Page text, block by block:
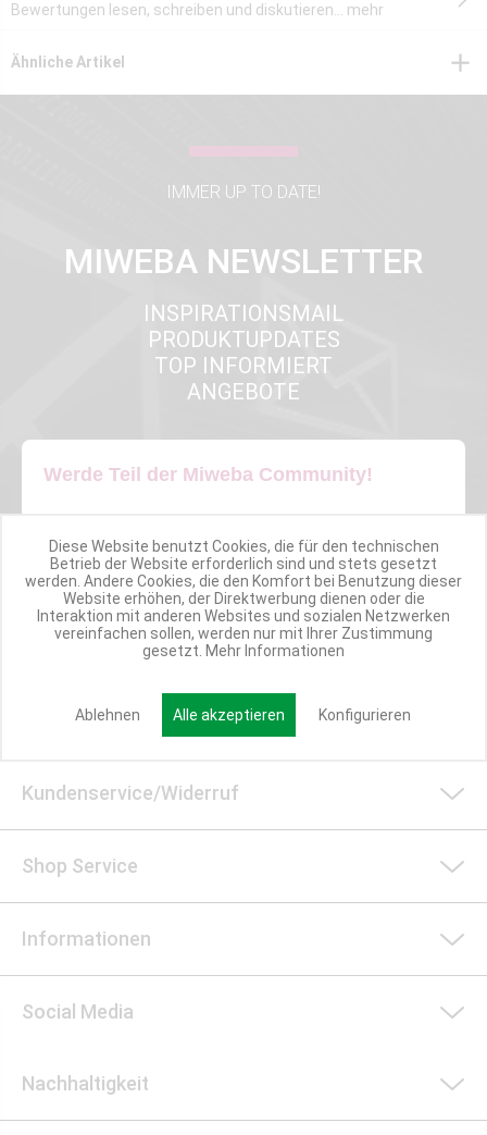
Bewertungen lesen, schreiben und diskutieren... mehr
Ähnliche Artikel
IMMER UP TO DATE!
MIWEBA NEWSLETTER
INSPIRATIONSMAIL
PRODUKTUPDATES
TOP INFORMIERT
ANGEBOTE
Werde Teil der Miweba Community!
E-MAIL*
Anmelden
Kundenservice/Widerruf
Shop Service
Informationen
Social Media
Nachhaltigkeit
Diese Website benutzt Cookies, die für den technischen
Betrieb der Website erforderlich sind und stets gesetzt
werden. Andere Cookies, die den Komfort bei Benutzung dieser
Website erhöhen, der Direktwerbung dienen oder die
Interaktion mit anderen Websites und sozialen Netzwerken
vereinfachen sollen, werden nur mit Ihrer Zustimmung
gesetzt. Mehr Informationen
Ablehnen Alle akzeptieren Konfigurieren